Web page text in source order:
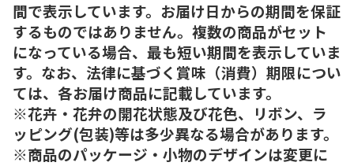
間で表示しています。お届け日からの期間を保証
するものではありません。複数の商品がセット
になっている場合、最も短い期間を表示していま
す。なお、法律に基づく賞味（消費）期限につい
ては、各お届け商品に記載しています。
※花卉・花弁の開花状態及び花色、リボン、ラ
ッピング(包装)等は多少異なる場合があります。
※商品のパッケージ・小物のデザインは変更に